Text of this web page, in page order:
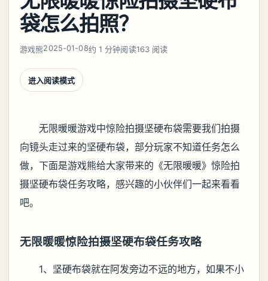
袋怎么拍照？
游戏熊2025-01-08约 1 分钟阅读163 阅读
进入阅读模式
无限暖暖游戏中惊险拍摄坚硬布袋需要我们拍摄
向镜头走过来的坚硬布袋，部分玩家不知道任务怎么
做，下面是游戏熊给大家带来的《无限暖暖》惊险拍
摄坚硬布袋任务攻略，感兴趣的小伙伴们一起来看看
吧。
无限暖暖惊险拍摄坚硬布袋任务攻略
1、坚硬布袋就在阿发旁边不远的地方，如果不小